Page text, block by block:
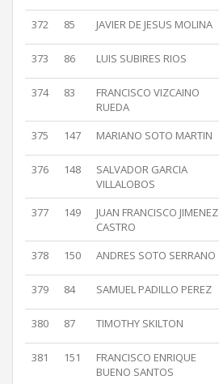
372 85 JAVIER DE JESUS MOLINA
373 86 LUIS SUBIRES RIOS
374 83
FRANCISCO VIZCAINO
RUEDA
375 147 MARIANO SOTO MARTIN
376 148
SALVADOR GARCIA
VILLALOBOS
377 149
JUAN FRANCISCO JIMENEZ
CASTRO
378 150 ANDRES SOTO SERRANO
379 84 SAMUEL PADILLO PEREZ
380 87 TIMOTHY SKILTON
381 151
FRANCISCO ENRIQUE
BUENO SANTOS